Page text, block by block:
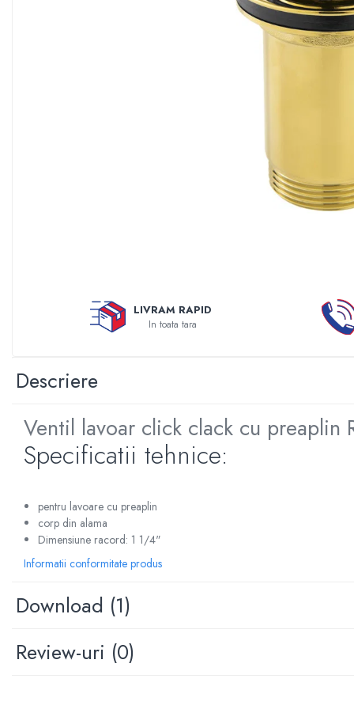
Echipamente HORECA
Accesorii consumabile sterilizator
Carcase Filtre apa
Accesorii consumabile
dedurizatoare apa
Accesorii incalzire in pardoseala
Automatizare incalzire in
pardoseala
Cutie distribuitor incalzire in
Distribuitoare incalzire pardoseala
LIVRAM RAPID
In toata tara
Descriere
Ventil lavoar click clack cu preaplin
Specificatii tehnice:
pentru lavoare cu preaplin
corp din alama
Dimensiune racord: 1 1/4"
Informatii conformitate produs
Download (1)
Review-uri (0)